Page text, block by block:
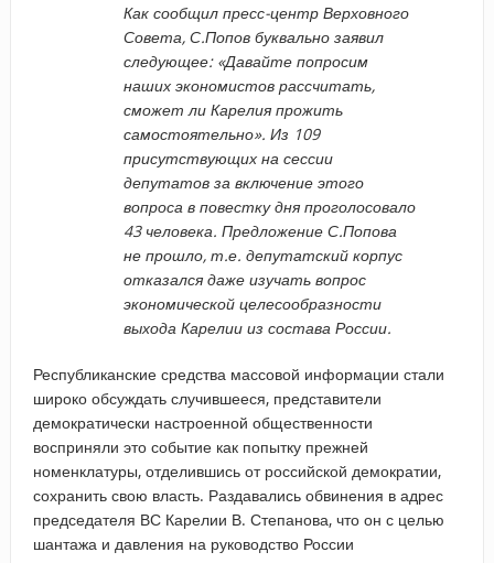
Как сообщил пресс-центр Верховного
Совета, С.Попов буквально заявил
следующее: «Давайте попросим
наших экономистов рассчитать,
сможет ли Карелия прожить
самостоятельно». Из 109
присутствующих на сессии
депутатов за включение этого
вопроса в повестку дня проголосовало
43 человека. Предложение С.Попова
не прошло, т.е. депутатский корпус
отказался даже изучать вопрос
экономической целесообразности
выхода Карелии из состава России.
Республиканские средства массовой информации стали
широко обсуждать случившееся, представители
демократически настроенной общественности
восприняли это событие как попытку прежней
номенклатуры, отделившись от российской демократии,
сохранить свою власть. Раздавались обвинения в адрес
председателя ВС Карелии В. Степанова, что он с целью
шантажа и давления на руководство России